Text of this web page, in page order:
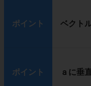
ポイント ベクト
ポイント ａに垂